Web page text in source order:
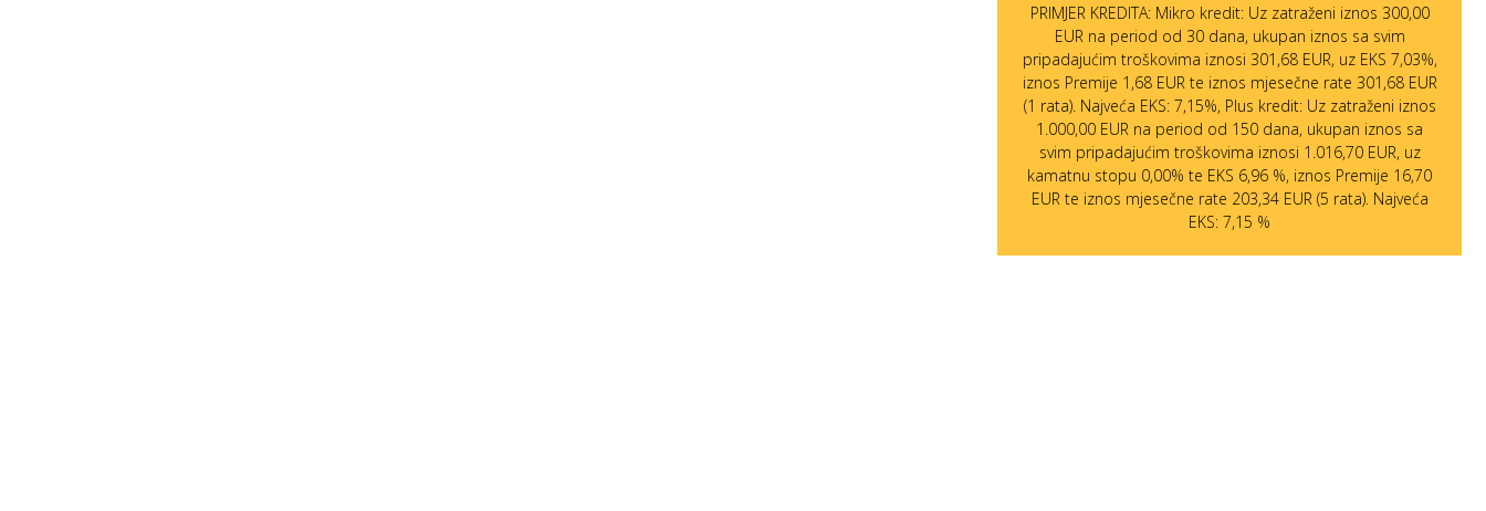
PRIMJER KREDITA: Mikro kredit: Uz zatraženi iznos 300,00
EUR na period od 30 dana, ukupan iznos sa svim
pripadajućim troškovima iznosi 301,68 EUR, uz EKS 7,03%,
iznos Premije 1,68 EUR te iznos mjesečne rate 301,68 EUR
(1 rata). Najveća EKS: 7,15%, Plus kredit: Uz zatraženi iznos
1.000,00 EUR na period od 150 dana, ukupan iznos sa
svim pripadajućim troškovima iznosi 1.016,70 EUR, uz
kamatnu stopu 0,00% te EKS 6,96 %, iznos Premije 16,70
EUR te iznos mjesečne rate 203,34 EUR (5 rata). Najveća
EKS: 7,15 %